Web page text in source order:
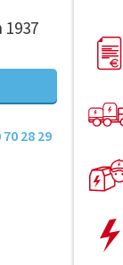
70 28 29